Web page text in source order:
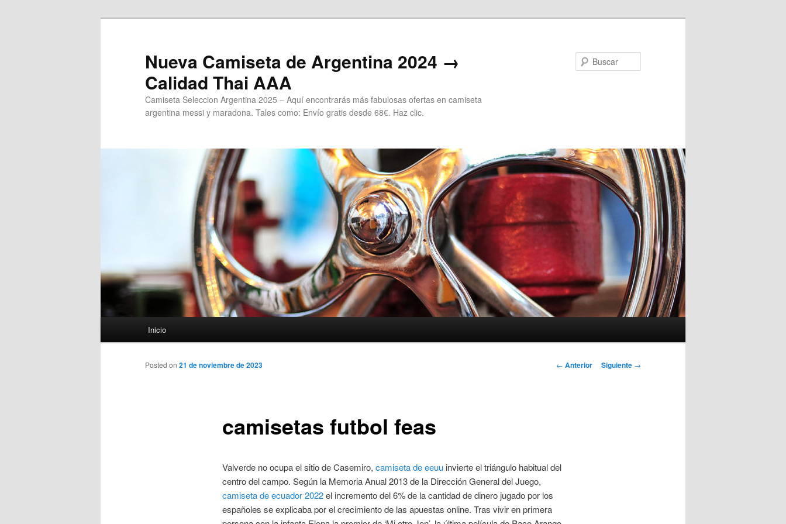
Nueva Camiseta de Argentina 2024 →
Calidad Thai AAA
Camiseta Seleccion Argentina 2025 – Aquí encontrarás más fabulosas ofertas en camiseta
argentina messi y maradona. Tales como: Envío gratis desde 68€. Haz clic.
Inicio
Navegación
← Anterior Siguiente →
camisetas futbol feas
Posted on 21 de noviembre de 2023
Valverde no ocupa el sitio de Casemiro, camiseta de eeuuinvierte el triángulo habitual del
centro del campo. Según la Memoria Anual 2013 de la Dirección General del Juego,
camiseta de ecuador 2022el incremento del 6% de la cantidad de dinero jugado por los
españoles se explicaba por el crecimiento de las apuestas online. Tras vivir en primera